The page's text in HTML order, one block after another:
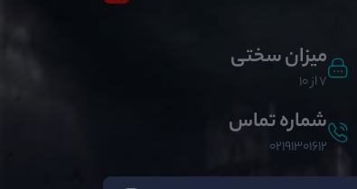
میزان سختی
7 از 10
شماره تماس
02191301612